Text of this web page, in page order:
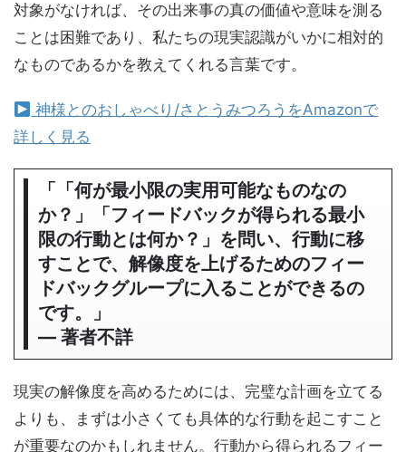
対象がなければ、その出来事の真の価値や意味を測る
ことは困難であり、私たちの現実認識がいかに相対的
なものであるかを教えてくれる言葉です。
神様とのおしゃべり/さとうみつろうをAmazonで
詳しく見る
「「何が最小限の実用可能なものなの
か？」「フィードバックが得られる最小
限の行動とは何か？」を問い、行動に移
すことで、解像度を上げるためのフィー
ドバックグループに入ることができるの
です。」
― 著者不詳
現実の解像度を高めるためには、完璧な計画を立てる
よりも、まずは小さくても具体的な行動を起こすこと
が重要なのかもしれません。行動から得られるフィー